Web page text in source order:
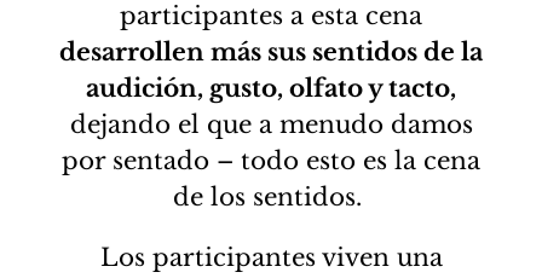
participantes a esta cena
desarrollen más sus sentidos de la
audición, gusto, olfato y tacto,
dejando el que a menudo damos
por sentado – todo esto es la cena
de los sentidos.
Los participantes viven una